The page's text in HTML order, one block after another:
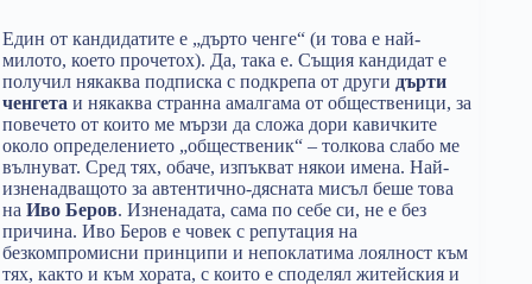
Един от кандидатите е „дърто ченге“ (и това е най-
милото, което прочетох). Да, така е. Същия кандидат е
получил някаква подписка с подкрепа от други дърти
ченгета и някаква странна амалгама от общественици, за
повечето от които ме мързи да сложа дори кавичките
около определението „общественик“ – толкова слабо ме
вълнуват. Сред тях, обаче, изпъкват някои имена. Най-
изненадващото за автентично-дясната мисъл беше това
на Иво Беров. Изненадата, сама по себе си, не е без
причина. Иво Беров е човек с репутация на
безкомпромисни принципи и непоклатима лоялност към
тях, както и към хората, с които е споделял житейския и